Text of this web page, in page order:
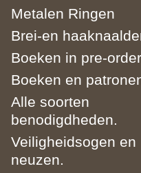
Metalen Ringen
Brei-en
Boeken in pre-
Boeken en
Alle soorten
benodigdheden.
Veiligheidsogen en
neuzen.